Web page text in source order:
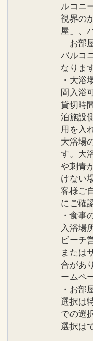
ルコニ
視界の
屋」、
「お
バルコ
なりま
・大浴
間入浴
貸切時
泊施設
用を入
大浴場
す。大
や刺青
けない
客様ご
にご確
・食事
入浴場
ビーチ
または
合があ
ームペ
・お部
選択は
での選
選択は